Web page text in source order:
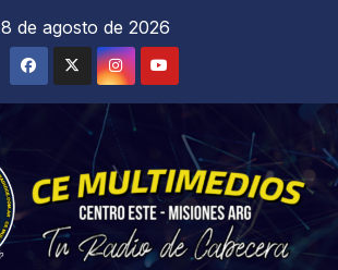
8 de agosto de 2026